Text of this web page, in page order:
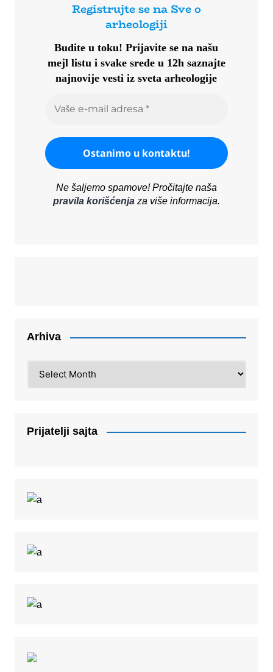
Registrujte se na Sve o
arheologiji
Budite u toku!Prijavite se na našu
mejl listu i svake srede u 12h saznajte
najnovije vesti iz sveta arheologije
Ne šaljemo spamove! Pročitajte naša
pravila korišćenjaza više informacija.
Arhiva
Prijatelji sajta